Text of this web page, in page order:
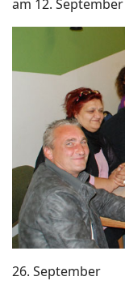
am 12.
26. September